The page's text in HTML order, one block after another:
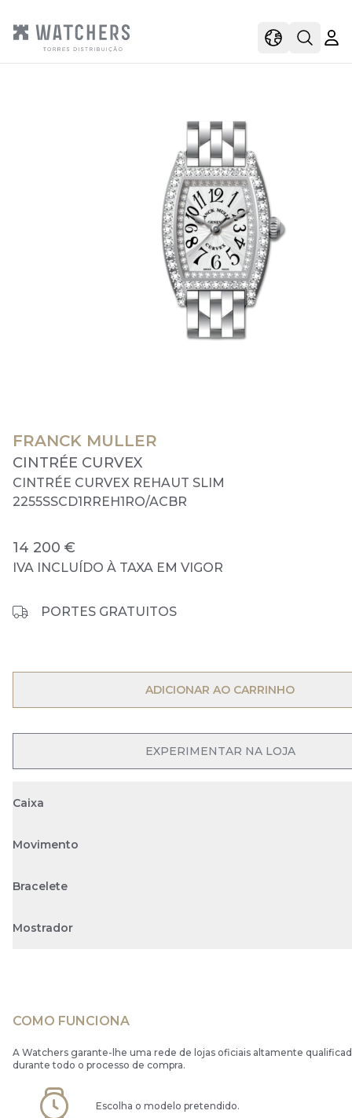
viewOpen
FRANCK MULLER
CINTRÉE CURVEX
CINTRÉE CURVEX REHAUT SLIM
2255SSCD1RREH1RO/ACBR
14 200 €
IVA INCLUÍDO À TAXA EM VIGOR
PORTES GRATUITOS
OPEN MENU
ADICIONAR AO CARRINHO
OPEN MENU
EXPERIMENTAR NA LOJA
Caixa
Movimento
Bracelete
Mostrador
COMO FUNCIONA
A Watchers garante-lhe uma rede de lojas oficiais altamente
durante todo o processo de compra.
Escolha o modelo pretendido.